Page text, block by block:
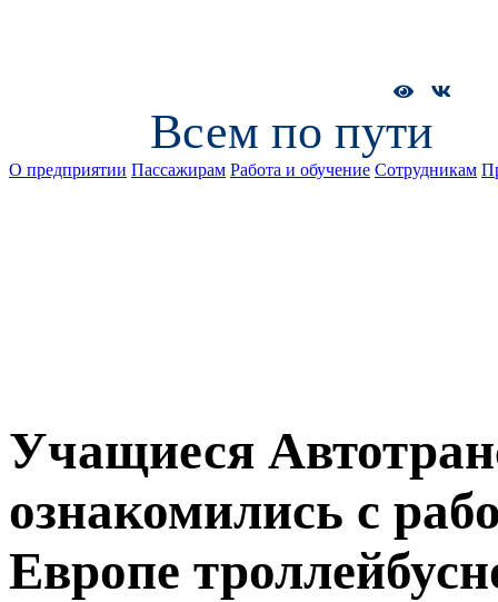
Всем по пути
О предприятии Пассажирам Работа и обучение Сотрудникам
Учащиеся
ознакомились с
Европе